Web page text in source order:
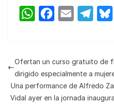
W
s
A
p
p
F
e
b
o
o
E
T
gr
a
m
Ofertan un curso gratuito de
dirigido especialmente a
Una performance de Alfredo
Vidal ayer en la jornada